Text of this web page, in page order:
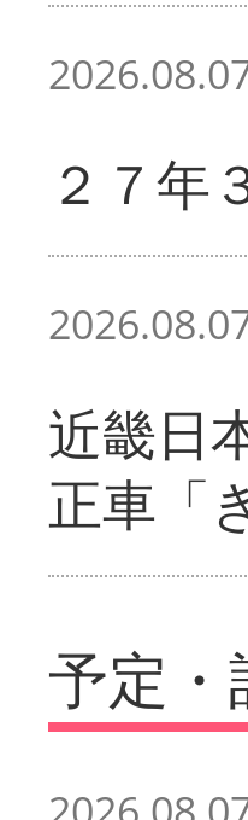
２７年
近畿日
正車「
予定